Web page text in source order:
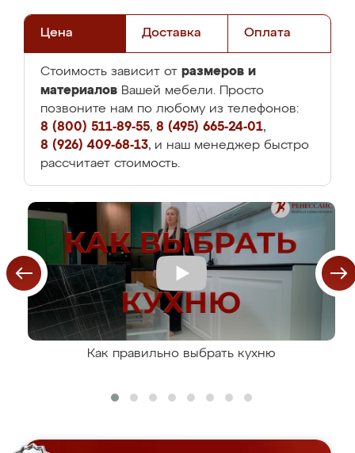
Цена Доставка Оплата
Стоимость зависит от размеров и
материалов Вашей мебели. Просто
позвоните нам по любому из телефонов:
8 (800) 511-89-55, 8 (495) 665-24-01,
8 (926) 409-68-13, и наш менеджер быстро
рассчитает стоимость.
Как правильно выбрать кухню